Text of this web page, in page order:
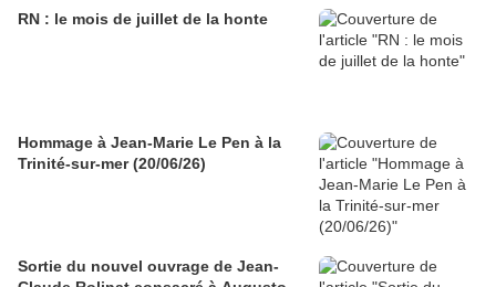
RN : le mois de juillet de la honte
Hommage à Jean-Marie Le Pen à la
Trinité-sur-mer (20/06/26)
Sortie du nouvel ouvrage de Jean-